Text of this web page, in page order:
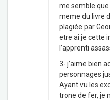
me semble
meme du livre
plagiée par
etre ai je cette
l’apprenti
3- j’aime bien
personnages
Ayant vu les
trone de fer, je